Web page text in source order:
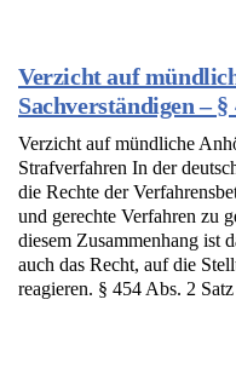
Verzicht auf
Sachverständigen – §
Verzicht auf mündliche
Strafverfahren In der
die Rechte der
und gerechte Verfahren zu
diesem Zusammenhang ist
auch das Recht, auf die
reagieren. § 454 Abs. 2